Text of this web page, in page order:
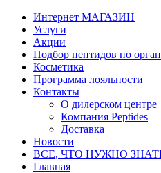
Интернет МАГАЗИН
Услуги
Акции
Подбор пептидов по
Косметика
Программа лояльности
Контакты
О дилерском центре
Компания Peptides
Доставка
Новости
ВСЕ, ЧТО НУЖНО
Главная